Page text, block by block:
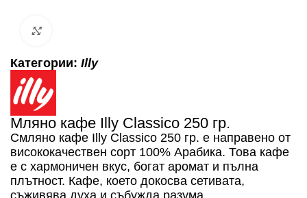
Категории: Illy
Мляно кафе Illy Classico 250 гр.
Смляно кафе Illy Classico 250 гр. е направено от
висококачествен сорт 100% Арабика. Това кафе
е с хармоничен вкус, богат аромат и пълна
плътност. Кафе, което докосва сетивата,